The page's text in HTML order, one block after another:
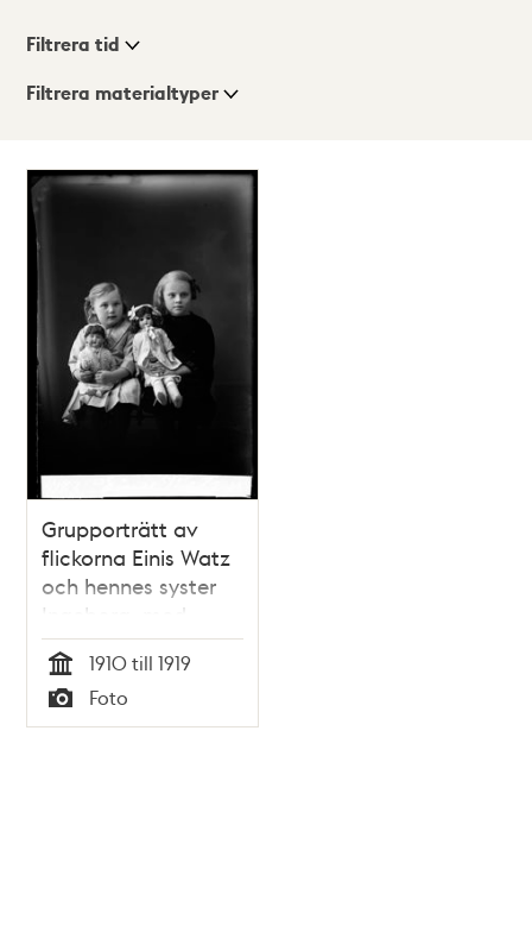
Visningsläge
ListaKarta
Filtrera tid
Filtrera materialtyper
träffar
Grupporträtt av
flickorna Einis Watz
och hennes syster
Ingeborg, med
dockor.
Tid
1910 till 1919
Typ
Foto